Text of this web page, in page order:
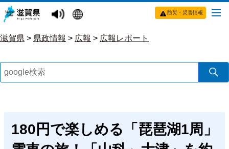
防災・災害情報
滋賀県 > 県政情報 > 広報 > 広報レポート
180円で楽しめる「琵琶湖1周」